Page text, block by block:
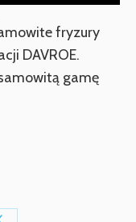
fryzury
DAVROE.
gamę